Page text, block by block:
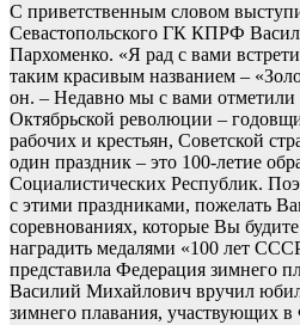
С приветственным словом
Севастопольского ГК КПРФ
Пархоменко. «Я рад с вами
таким красивым названием –
он. – Недавно мы с вами
Октябрьской революции –
рабочих и крестьян, Советской
один праздник – это 100-летие
Социалистических Республик.
с этими праздниками, пожелать
соревнованиях, которые Вы
наградить медалями «100 лет
представила Федерация зимнего
Василий Михайлович вручил
зимнего плавания, участвующих